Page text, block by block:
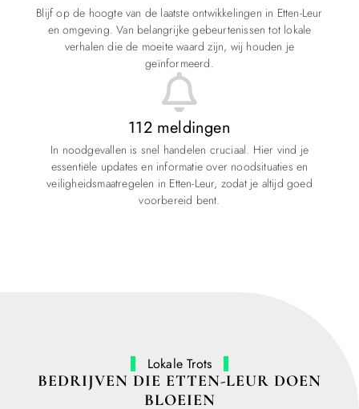
Blijf op de hoogte van de laatste ontwikkelingen in Etten-Leur
en omgeving. Van belangrijke gebeurtenissen tot lokale
verhalen die de moeite waard zijn, wij houden je
geïnformeerd.
112 meldingen
In noodgevallen is snel handelen cruciaal. Hier vind je
essentiële updates en informatie over noodsituaties en
veiligheidsmaatregelen in Etten-Leur, zodat je altijd goed
voorbereid bent.
Lokale Trots
BEDRIJVEN DIE ETTEN-LEUR DOEN
BLOEIEN